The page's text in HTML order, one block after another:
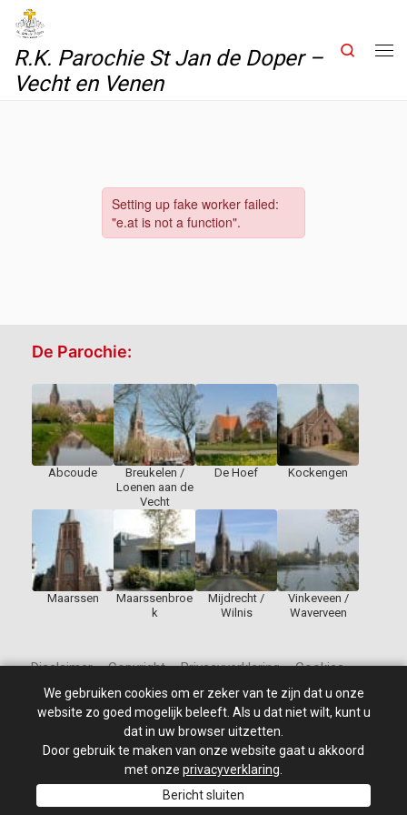
Skip to content
R.K. Parochie St Jan de Doper –
Vecht en Venen
Search
De Parochie:
Abcoude
Breukelen /
Loenen aan de
Vecht
De Hoef Kockengen
Maarssen
Maarssenbroe
k
Mijdrecht /
Wilnis
Vinkeveen /
Waverveen
Disclaimer – Copyright – Privacyverklaring – Cookies
© 2010 - 2026 St Jan de Doper – Alle rechten voorbehouden.
Site ontwikkeld door: PixelBroeder - Website realisatie door
MKSHOP
We gebruiken cookies om er zeker van te zijn dat u onze
website zo goed mogelijk beleeft. Als u dat niet wilt, kunt u
dat in uw browser uitzetten.
Door gebruik te maken van onze website gaat u akkoord
met onze privacyverklaring
Bericht sluiten